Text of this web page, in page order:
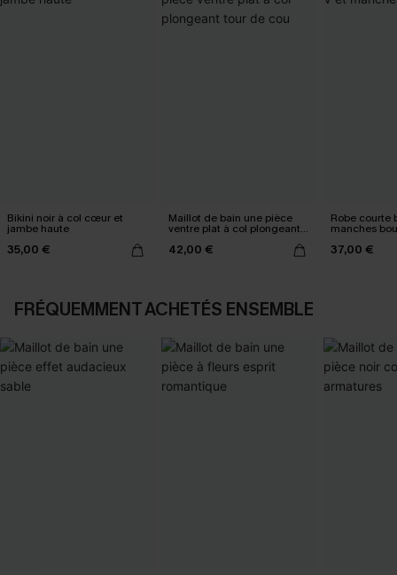
Bikini noir à col cœur et
jambe haute
35,00 €
Maillot de bain une pièce
ventre plat à col plongeant
tour de cou
42,00 €
Robe courte
manches
37,00 €
FRÉQUEMMENT ACHETÉS ENSEMBLE